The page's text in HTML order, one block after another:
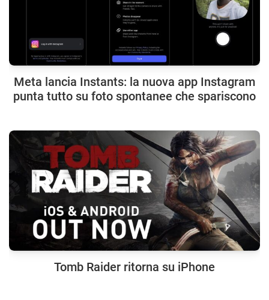
Meta lancia Instants: la nuova app Instagram
punta tutto su foto spontanee che spariscono
Tomb Raider ritorna su iPhone